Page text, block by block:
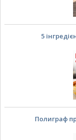
5
Полиграф